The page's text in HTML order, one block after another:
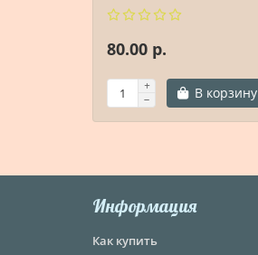
80.00 р.
В корзину
Информация
Как купить